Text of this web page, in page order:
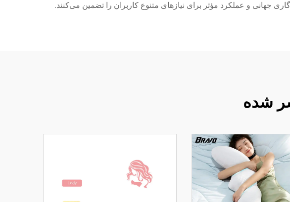
جهانی و عملکرد مؤثر برای نیازهای متنوع کاربران را تضمین می‌کنند.
شده